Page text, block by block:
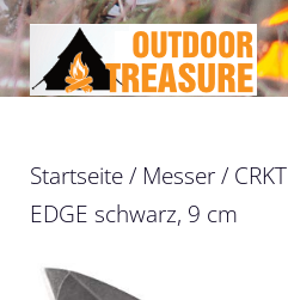
Zum
Inhalt
springen
Startseite/ Messer/ CRKT
EDGE schwarz, 9 cm